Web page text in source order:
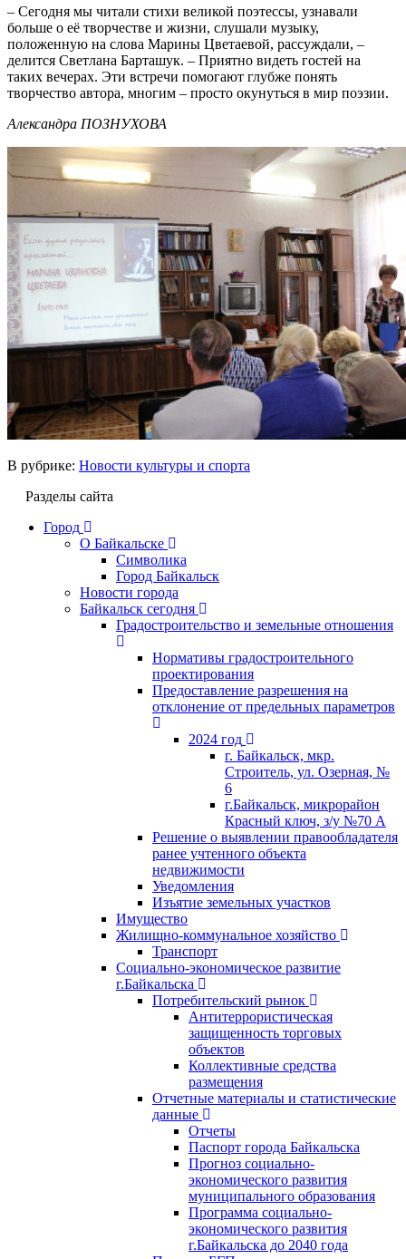
– Сегодня мы читали стихи великой поэтессы, узнавали
больше о её творчестве и жизни, слушали музыку,
положенную на слова Марины Цветаевой, рассуждали, –
делится Светлана Барташук. – Приятно видеть гостей на
таких вечерах. Эти встречи помогают глубже понять
творчество автора, многим – просто окунуться в мир поэзии.
Александра ПОЗНУХОВА
В рубрике: Новости культуры и спорта
Разделы сайта
Город
О Байкальске
Символика
Город Байкальск
Новости города
Байкальск сегодня
Градостроительство и земельные отношения
Нормативы градостроительного
проектирования
Предоставление разрешения на
отклонение от предельных параметров
2024 год
г. Байкальск, мкр.
Строитель, ул. Озерная, №
6
г.Байкальск, микрорайон
Красный ключ, з/у №70 А
Решение о выявлении правообладателя
ранее учтенного объекта
недвижимости
Уведомления
Изъятие земельных участков
Имущество
Жилищно-коммунальное хозяйство
Транспорт
Социально-экономическое развитие
г.Байкальска
Потребительский рынок
Антитеррористическая
защищенность торговых
объектов
Коллективные средства
размещения
Отчетные материалы и статистические
данные
Отчеты
Паспорт города Байкальска
Прогноз социально-
экономического развития
муниципального образования
Программа социально-
экономического развития
г.Байкальска до 2040 года